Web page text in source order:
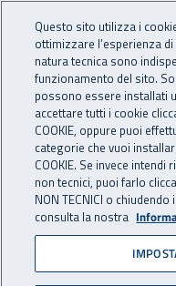
INAIL -
Navigazione - Ti trovi in:
Home Ricerca e
Area sicurezza sul lavoro
Scale
Questo sito utilizza i
ottimizzare l’esperienza
natura tecnica sono
funzionamento del sito.
possono essere installati
accettare tutti i cookie
COOKIE, oppure puoi
categorie che vuoi
COOKIE. Se invece
non tecnici, puoi farlo
NON TECNICI o
consulta la nostra